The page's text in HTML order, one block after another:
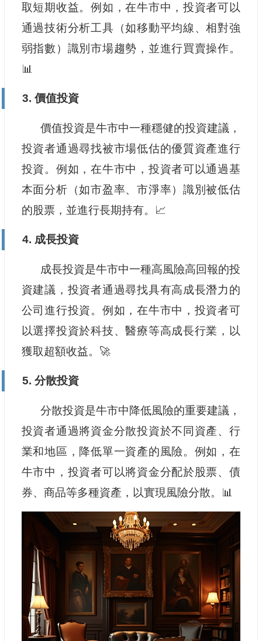
取短期收益。例如，在牛市中，投資者可以
通過技術分析工具（如移動平均線、相對強
弱指數）識別市場趨勢，並進行買賣操作。
📊
3. 價值投資
價值投資是牛市中一種穩健的投資建議，
投資者通過尋找被市場低估的優質資產進行
投資。例如，在牛市中，投資者可以通過基
本面分析（如市盈率、市淨率）識別被低估
的股票，並進行長期持有。📈
4. 成長投資
成長投資是牛市中一種高風險高回報的投
資建議，投資者通過尋找具有高成長潛力的
公司進行投資。例如，在牛市中，投資者可
以選擇投資於科技、醫療等高成長行業，以
獲取超額收益。🚀
5. 分散投資
分散投資是牛市中降低風險的重要建議，
投資者通過將資金分散投資於不同資產、行
業和地區，降低單一資產的風險。例如，在
牛市中，投資者可以將資金分配於股票、債
券、商品等多種資產，以實現風險分散。📊